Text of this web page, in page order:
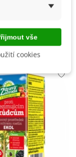
vše
cookies